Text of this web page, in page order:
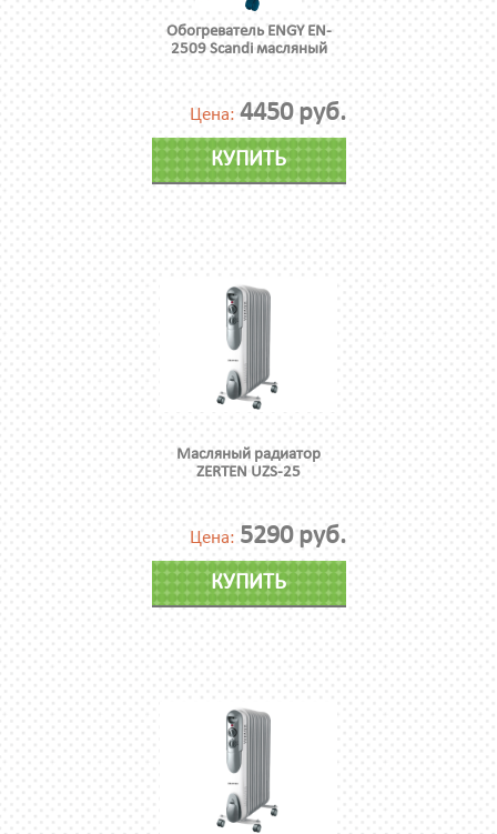
Обогреватель ENGY EN-
2509 Scandi масляный
Цена: 4450 руб.
КУПИТЬ
Масляный радиатор
ZERTEN UZS-25
Цена: 5290 руб.
КУПИТЬ